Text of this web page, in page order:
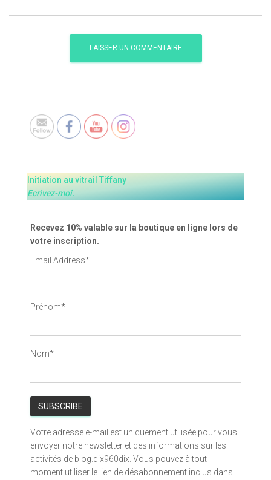
Initiation au vitrail Tiffany
Ecrivez-moi.
Recevez 10% valable sur la boutique en ligne lors de
votre inscription.
Email Address*
Prénom*
Nom*
Votre adresse e-mail est uniquement utilisée pour vous
envoyer notre newsletter et des informations sur les
activités de blog.dix960dix. Vous pouvez à tout
moment utiliser le lien de désabonnement inclus dans